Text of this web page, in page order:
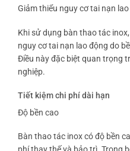
Giảm thiểu nguy cơ tai nạn
Khi sử dụng bàn thao tác
nguy cơ tai nạn lao động do
Điều này đặc biệt quan trọng
nghiệp.
Tiết kiệm chi phí dài hạn
Độ bền cao
Bàn thao tác inox có độ bền